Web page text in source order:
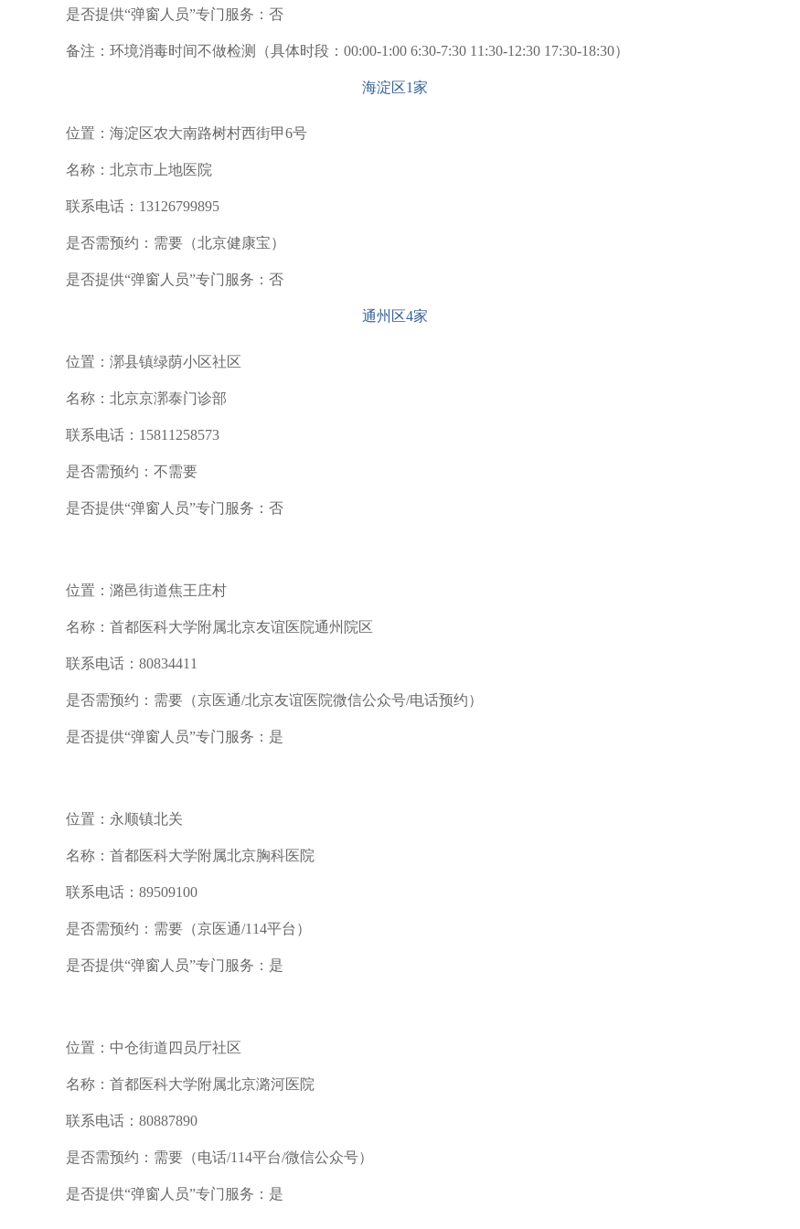
是否提供“弹窗人员”专门服务：否
备注：环境消毒时间不做检测（具体时段：00:00-1:00 6:30-7:30 11:30-12:30 17:30-18:30）
海淀区1家
位置：海淀区农大南路树村西街甲6号
名称：北京市上地医院
联系电话：13126799895
是否需预约：需要（北京健康宝）
是否提供“弹窗人员”专门服务：否
通州区4家
位置：漷县镇绿荫小区社区
名称：北京京漷泰门诊部
联系电话：15811258573
是否需预约：不需要
是否提供“弹窗人员”专门服务：否
位置：潞邑街道焦王庄村
名称：首都医科大学附属北京友谊医院通州院区
联系电话：80834411
是否需预约：需要（京医通/北京友谊医院微信公众号/电话预约）
是否提供“弹窗人员”专门服务：是
位置：永顺镇北关
名称：首都医科大学附属北京胸科医院
联系电话：89509100
是否需预约：需要（京医通/114平台）
是否提供“弹窗人员”专门服务：是
位置：中仓街道四员厅社区
名称：首都医科大学附属北京潞河医院
联系电话：80887890
是否需预约：需要（电话/114平台/微信公众号）
是否提供“弹窗人员”专门服务：是